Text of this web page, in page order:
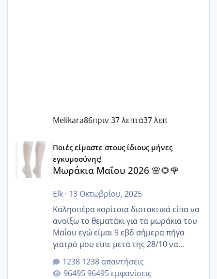
Melikara86πριν 37 λεπτά37 λεπ
Μωράκια Μαΐου 2026 🌸🌻🌹
Ποιές είμαστε στους ίδιους μήνες
εγκυμοσύνης!
Μωράκια Μαΐου 2026 🌸🌻🌹
Elk· 13 Οκτωβρίου, 2025
Καλησπέρα κορίτσια διστακτικά είπα να
ανοίξω το θεματάκι για τα μωράκια του
Μαΐου εγώ είμαι 9 εβδ σήμερα πήγα
γιατρό μου είπε μετά της 28/10 να
κλείσω ραντεβού για την αυχενική είναι
καμιά άλλη κοπέλα να γεννάει Μάιο ;;
1238 απαντήσεις
96495 εμφανίσεις